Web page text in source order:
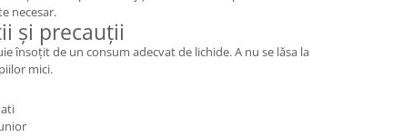
necesar.
și precauții
însoțit de un consum adecvat de lichide. A nu se lăsa la
mici.